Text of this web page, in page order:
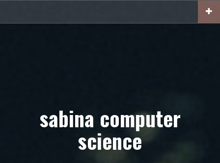
content
sabina computer
science